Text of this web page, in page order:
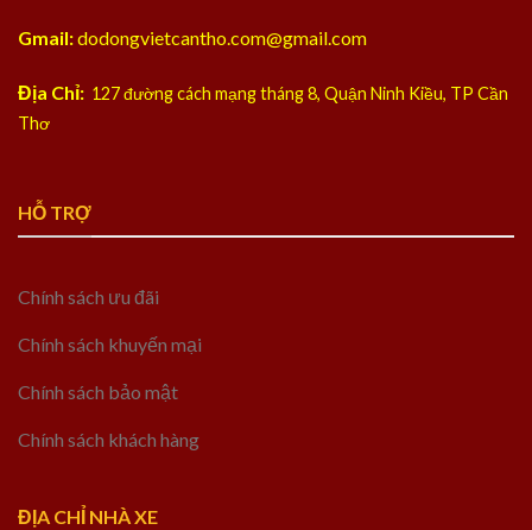
Gmail:dodongvietcantho.com@gmail.com
Địa Chỉ: 127 đường cách mạng tháng 8, Quận Ninh Kiều, TP Cần
Thơ
HỖ TRỢ
Chính sách ưu đãi
Chính sách khuyến mại
Chính sách bảo mật
Chính sách khách hàng
ĐỊA CHỈ NHÀ XE